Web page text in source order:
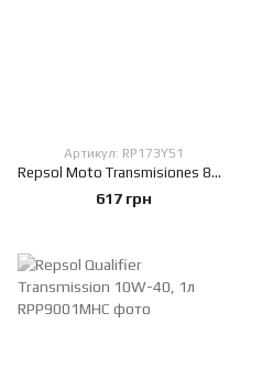
Артикул: RP173Y51
Repsol Moto Transmisiones 80W-90, 1л
617 грн